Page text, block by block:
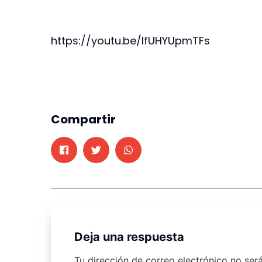
https://youtu.be/IfUHYUpmTFs
Compartir
Deja una respuesta